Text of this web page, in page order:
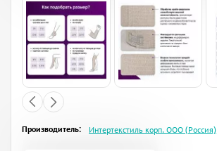
Производитель: Интертекстиль корп. ООО (Россия)